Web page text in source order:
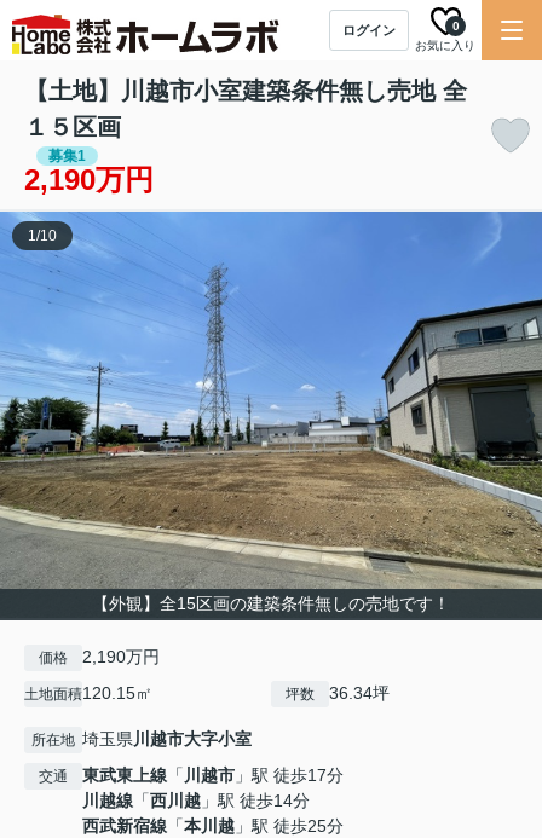
ログイン
お気に入り
0
【土地】川越市小室建築条件無し売地 全
１５区画
募集1
2,190万円
【外観】全15区画の建築条件無しの売地です！
1/10
価格 2,190万円
土地面積120.15㎡ 坪数 36.34坪
所在地 埼玉県川越市大字小室
交通 東武東上線 「 川越市 」駅 徒歩17分
川越線 「西川越 」駅 徒歩14分
西武新宿線 「本川越 」駅 徒歩25分